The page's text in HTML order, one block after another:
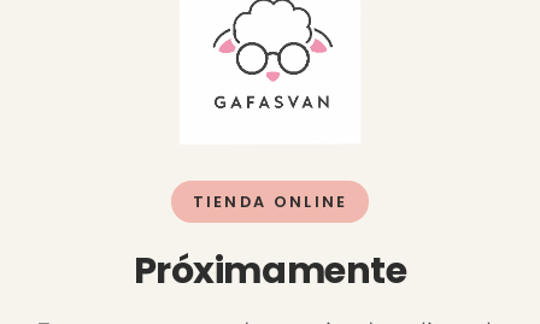
TIENDA ONLINE
Próximamente